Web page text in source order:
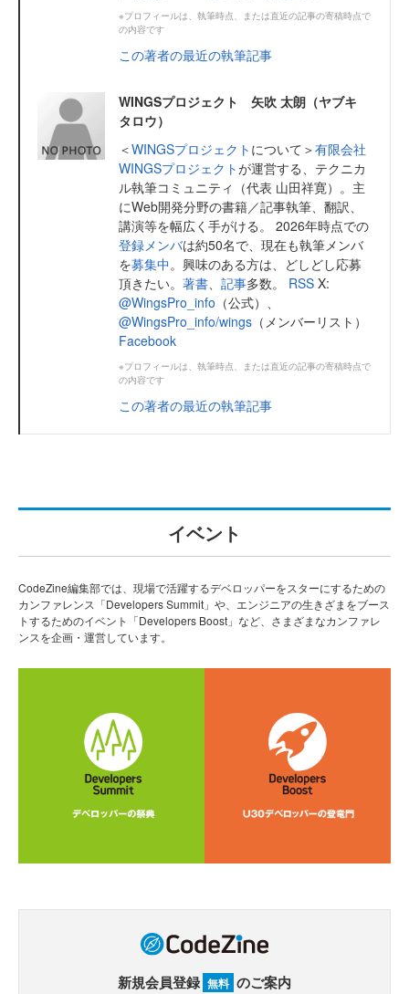
※プロフィールは、執筆時点、または直近の記事の寄稿時点で
の内容です
この著者の最近の執筆記事
WINGSプロジェクト 矢吹 太朗（ヤブキ
タロウ）
＜WINGSプロジェクト について＞有限会社
WINGSプロジェクトが運営する、テクニカ
ル執筆コミュニティ（代表 山田祥寛）。主
にWeb開発分野の書籍／記事執筆、翻訳、
講演等を幅広く手がける。 2026年時点での
登録メンバは約50名で、現在も執筆メンバ
を募集中。興味のある方は、どしどし応募
頂きたい。 著書 記事多数。 RSS X:
@WingsPro_info （公式）、
@WingsPro_info/wings （メンバーリスト）
Facebook
※プロフィールは、執筆時点、または直近の記事の寄稿時点で
の内容です
この著者の最近の執筆記事
イベント
CodeZine編集部では、現場で活躍するデベロッパーをスターにするための
カンファレンス「Developers Summit」や、エンジニアの生きざまをブース
トするためのイベント「Developers Boost」など、さまざまなカンファレ
ンスを企画・運営しています。
新規会員登録 無料 のご案内